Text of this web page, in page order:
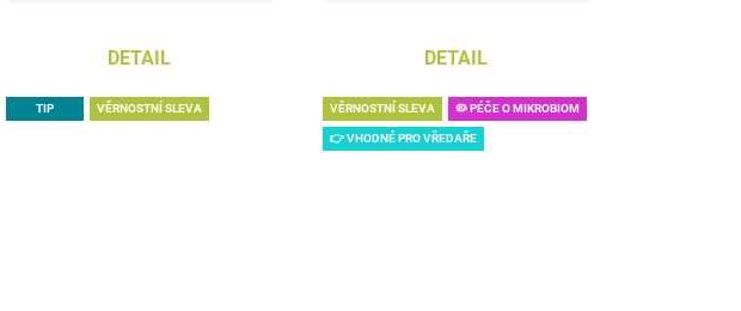
DETAIL DETAIL
TIP VĚRNOSTNÍ SLEVA VĚRNOSTNÍ SLEVA 🦠 PÉČE O MIKROBIOM
👉 VHODNÉ PRO VŘEDAŘE